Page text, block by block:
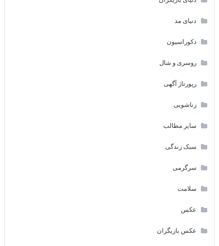
دنیای مد
دکوراسیون
روسری و شال
رپورتاژ آگهی
زناشویی
سایر مطالب
سبک زندگی
سرگرمی
سلامت
عکس
عکس بازیگران